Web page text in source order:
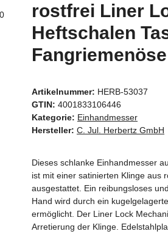
rostfrei Liner
Heftschalen
Fangriemenöse
Artikelnummer: HERB-53037
GTIN: 4001833106446
Kategorie: Einhandmesser
Hersteller: C. Jul. Herbertz GmbH
Dieses schlanke Einhandmesser
ist mit einer satinierten Klinge aus
ausgestattet. Ein reibungsloses
Hand wird durch ein
ermöglicht. Der Liner Lock
Arretierung der Klinge.